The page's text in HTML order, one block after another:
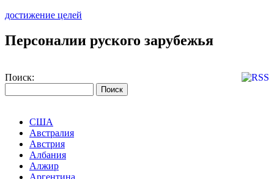
достижение целей
Персоналии руского зарубежья
Поиск:
США
Австралия
Австрия
Албания
Алжир